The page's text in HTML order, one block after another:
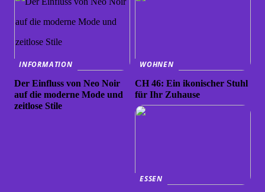
INFORMATION
Der Einfluss von Neo Noir
auf die moderne Mode und
zeitlose Stile
WOHNEN
CH 46: Ein ikonischer Stuhl
für Ihr Zuhause
ESSEN